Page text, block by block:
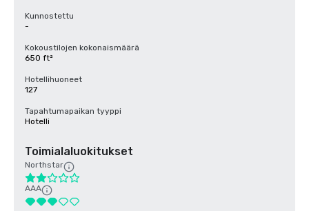
Kunnostettu
-
Kokoustilojen kokonaismäärä
650 ft²
Hotellihuoneet
127
Tapahtumapaikan tyyppi
Hotelli
Toimialaluokitukset
Northstar
AAA